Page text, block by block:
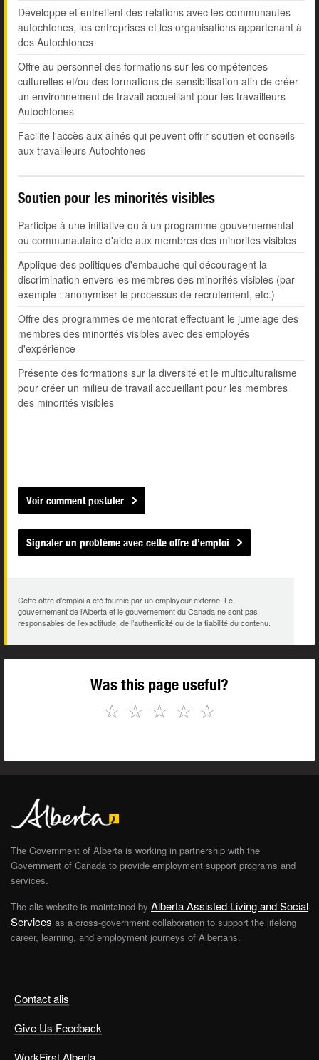
Développe et entretient des relations avec les communautés
autochtones, les entreprises et les organisations appartenant à
des Autochtones
Offre au personnel des formations sur les compétences
culturelles et/ou des formations de sensibilisation afin de créer
un environnement de travail accueillant pour les travailleurs
Autochtones
Facilite l'accès aux aînés qui peuvent offrir soutien et conseils
aux travailleurs Autochtones
Soutien pour les minorités visibles
Participe à une initiative ou à un programme gouvernemental
ou communautaire d'aide aux membres des minorités visibles
Applique des politiques d'embauche qui découragent la
discrimination envers les membres des minorités visibles (par
exemple : anonymiser le processus de recrutement, etc.)
Offre des programmes de mentorat effectuant le jumelage des
membres des minorités visibles avec des employés
d'expérience
Présente des formations sur la diversité et le multiculturalisme
pour créer un milieu de travail accueillant pour les membres
des minorités visibles
Voir comment postuler
Signaler un problème avec cette offre d’emploi
Cette offre d’emploi a été fournie par un employeur externe. Le
gouvernement de l’Alberta et le gouvernement du Canada ne sont pas
responsables de l’exactitude, de l’authenticité ou de la fiabilité du contenu.
Was this page useful?
☆
☆
☆
☆
☆
Contact alis
Give Us Feedback
The Government of Alberta is working in partnership with the
Government of Canada to provide employment support programs and
services.
The alis website is maintained by Alberta Assisted Living and Social
Services as a cross-government collaboration to support the lifelong
career, learning, and employment journeys of Albertans.